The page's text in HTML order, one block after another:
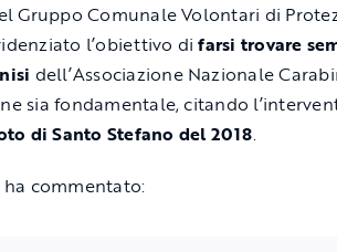
Gruppo Comunale Volontari di
l’obiettivo difarsi trovare
dell’Associazione Nazionale
sia fondamentale, citando
di Santo Stefano del 2018.
ha commentato: